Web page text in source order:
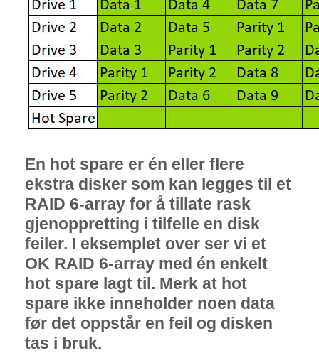
En hot spare er én eller flere
ekstra disker som kan legges til et
RAID 6-array for å tillate rask
gjenoppretting i tilfelle en disk
feiler. I eksemplet over ser vi et
OK RAID 6-array med én enkelt
hot spare lagt til. Merk at hot
spare ikke inneholder noen data
før det oppstår en feil og disken
tas i bruk.